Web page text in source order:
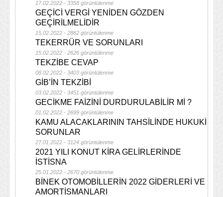
17.02.2022 - 3358 görüntülenme
GEÇİCİ VERGİ YENİDEN GÖZDEN
GEÇİRİLMELİDİR
15.02.2022 - 2862 görüntülenme
TEKERRÜR VE SORUNLARI
15.02.2022 - 2626 görüntülenme
TEKZİBE CEVAP
08.02.2022 - 3403 görüntülenme
GİB’İN TEKZİBİ
03.02.2022 - 3451 görüntülenme
GECİKME FAİZİNİ DURDURULABİLİR Mİ ?
01.02.2022 - 2699 görüntülenme
KAMU ALACAKLARININ TAHSİLİNDE HUKUKİ
SORUNLAR
27.01.2022 - 3124 görüntülenme
2021 YILI KONUT KİRA GELİRLERİNDE
İSTİSNA
25.01.2022 - 2670 görüntülenme
BİNEK OTOMOBİLLERİN 2022 GİDERLERİ VE
AMORTİSMANLARI